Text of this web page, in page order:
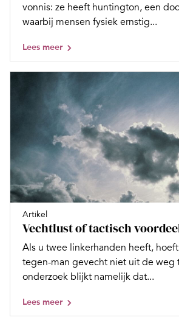
vonnis: ze heeft huntington, een
waarbij mensen fysiek ernstig...
Lees meer
Artikel
Vechtlust of tactisch
Als u twee linkerhanden heeft,
tegen-man gevecht niet uit de weg
onderzoek blijkt namelijk dat...
Lees meer